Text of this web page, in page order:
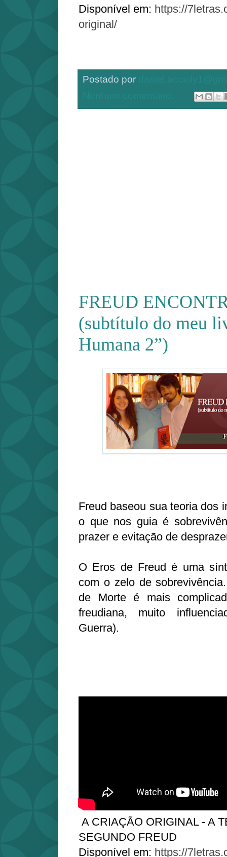
Disponível em: https://
original/
Postado por
FREUD
(subtítulo do meu
Humana 2”)
Freud baseou sua teoria dos
o que nos guia é
prazer e evitação de
O Eros de Freud é uma
com o zelo de
de Morte é mais
freudiana, muito
Guerra).
A CRIAÇÃO ORIGINAL - A
SEGUNDO FREUD
Disponível em: https://